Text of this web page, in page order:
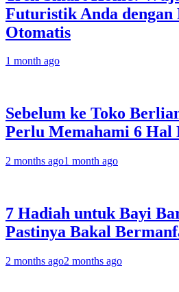
Futuristik Anda
Otomatis
1 month ago
Sebelum ke Toko
Perlu Memahami 6 Hal
2 months ago1 month ago
7 Hadiah untuk Bayi
Pastinya Bakal
2 months ago2 months ago